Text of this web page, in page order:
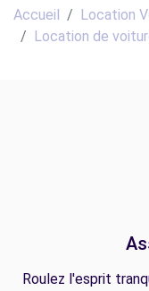
Accueil
Location
Location de
Roulez l'esprit